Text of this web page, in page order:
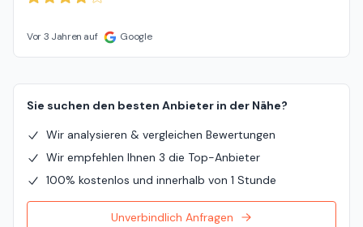
Vor 3 Jahren auf Google
Sie suchen den besten Anbieter in der Nähe?
Wir analysieren & vergleichen Bewertungen
Wir empfehlen Ihnen 3 die Top-Anbieter
100% kostenlos und innerhalb von 1 Stunde
Unverbindlich Anfragen